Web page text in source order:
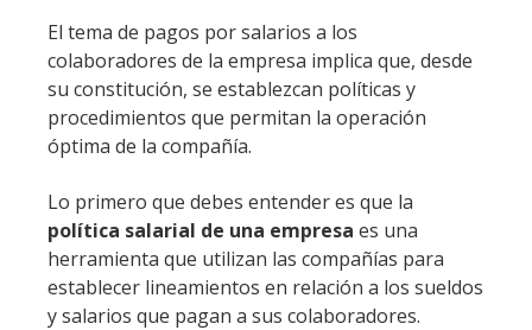
El tema de pagos por salarios a los
colaboradores de la empresa implica que, desde
su constitución, se establezcan políticas y
procedimientos que permitan la operación
óptima de la compañía.
Lo primero que debes entender es que la
política salarial de una empresa es una
herramienta que utilizan las compañías para
establecer lineamientos en relación a los sueldos
y salarios que pagan a sus colaboradores.